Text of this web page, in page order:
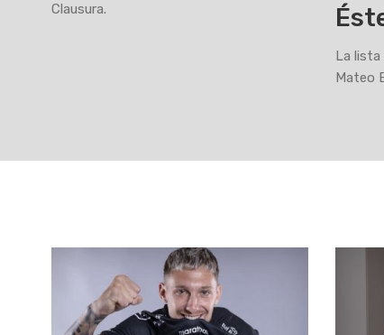
Clausura.
La lista
Mateo